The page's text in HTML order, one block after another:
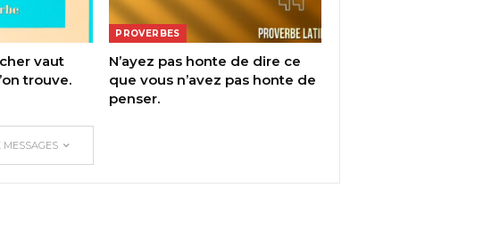
vaut
trouve.
PROVERBES
N’ayez pas honte de dire ce
que vous n’avez pas honte de
penser.